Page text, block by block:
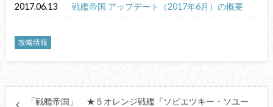
2017.06.13 戦艦帝国 アップデート（2017年6月）の概要
攻略情報
「戦艦帝国」 ★５オレンジ戦艦『ソビエツキー・ソユー